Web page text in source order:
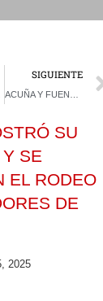
SIGUIENTE
SU
SE
EL RODEO
DE
2025